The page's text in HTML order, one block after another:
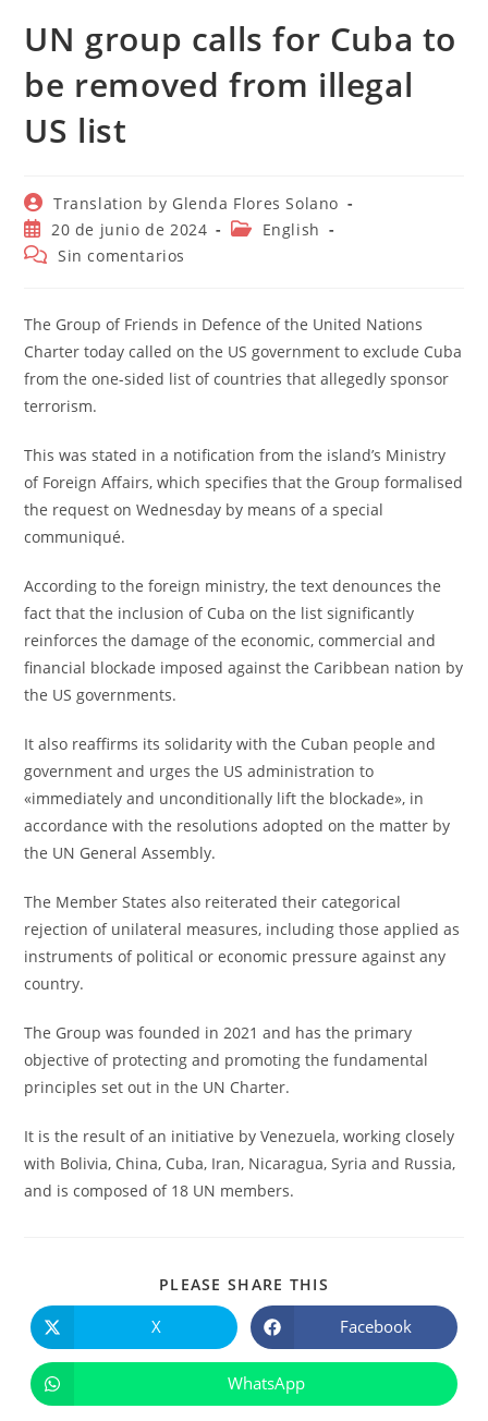
UN group calls for Cuba to
be removed from illegal
US list
Autor
de
la
entrada:
Translation by Glenda Flores Solano
Publicación
de
la
20 de junio de 2024
Categoría
English
Comentarios
entrada:
Sin comentarios
The Group of Friends in Defence of the United Nations
Charter today called on the US government to exclude Cuba
from the one-sided list of countries that allegedly sponsor
terrorism.
This was stated in a notification from the island’s Ministry
of Foreign Affairs, which specifies that the Group formalised
the request on Wednesday by means of a special
communiqué.
According to the foreign ministry, the text denounces the
fact that the inclusion of Cuba on the list significantly
reinforces the damage of the economic, commercial and
financial blockade imposed against the Caribbean nation by
the US governments.
It also reaffirms its solidarity with the Cuban people and
government and urges the US administration to
«immediately and unconditionally lift the blockade», in
accordance with the resolutions adopted on the matter by
the UN General Assembly.
The Member States also reiterated their categorical
rejection of unilateral measures, including those applied as
instruments of political or economic pressure against any
country.
The Group was founded in 2021 and has the primary
objective of protecting and promoting the fundamental
principles set out in the UN Charter.
It is the result of an initiative by Venezuela, working closely
with Bolivia, China, Cuba, Iran, Nicaragua, Syria and Russia,
and is composed of 18 UN members.
PLEASE SHARE THIS
abre
en
ventana
X Se
abre
en
ventana
Facebook
Se
abre
WhatsApp